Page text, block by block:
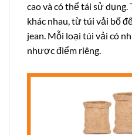
cao và có thể tái sử dụng.
khác nhau, từ túi vải bố
jean. Mỗi loại túi vải có
nhược điểm riêng.